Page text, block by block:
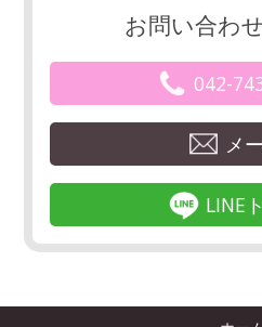
お問い合わ
042-
メ
LINE